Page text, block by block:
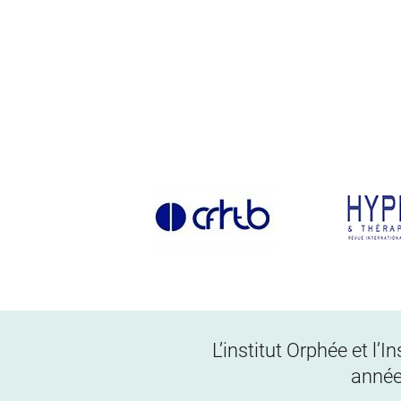
L’institut Orphée et